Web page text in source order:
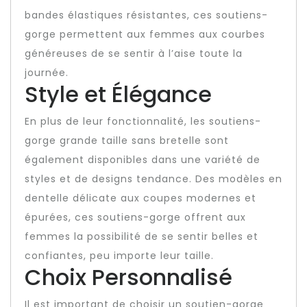
bandes élastiques résistantes, ces soutiens-
gorge permettent aux femmes aux courbes
généreuses de se sentir à l’aise toute la
journée.
Style et Élégance
En plus de leur fonctionnalité, les soutiens-
gorge grande taille sans bretelle sont
également disponibles dans une variété de
styles et de designs tendance. Des modèles en
dentelle délicate aux coupes modernes et
épurées, ces soutiens-gorge offrent aux
femmes la possibilité de se sentir belles et
confiantes, peu importe leur taille.
Choix Personnalisé
Il est important de choisir un soutien-gorge